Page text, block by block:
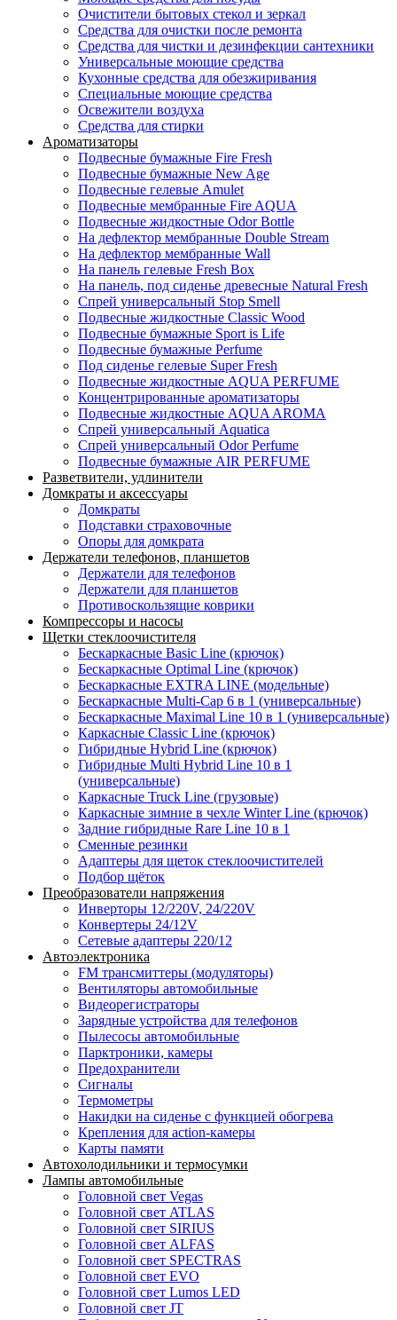
Очистители бытовых стекол и зеркал
Средства для очистки после ремонта
Средства для чистки и дезинфекции сантехники
Универсальные моющие средства
Кухонные средства для обезжиривания
Специальные моющие средства
Освежители воздуха
Средства для стирки
Ароматизаторы
Подвесные бумажные Fire Fresh
Подвесные бумажные New Age
Подвесные гелевые Amulet
Подвесные мембранные Fire AQUA
Подвесные жидкостные Odor Bottle
На дефлектор мембранные Double Stream
На дефлектор мембранные Wall
На панель гелевые Fresh Box
На панель, под сиденье древесные Natural Fresh
Спрей универсальный Stop Smell
Подвесные жидкостные Classic Wood
Подвесные бумажные Sport is Life
Подвесные бумажные Perfume
Под сиденье гелевые Super Fresh
Подвесные жидкостные AQUA PERFUME
Концентрированные ароматизаторы
Подвесные жидкостные AQUA AROMA
Спрей универсальный Aquatica
Спрей универсальный Odor Perfume
Подвесные бумажные AIR PERFUME
Разветвители, удлинители
Домкраты и аксессуары
Домкраты
Подставки страховочные
Опоры для домкрата
Держатели телефонов, планшетов
Держатели для телефонов
Держатели для планшетов
Противоскользящие коврики
Компрессоры и насосы
Щетки стеклоочистителя
Бескаркасные Basic Line (крючок)
Бескаркасные Optimal Line (крючок)
Бескаркасные EXTRA LINE (модельные)
Бескаркасные Multi-Cap 6 в 1 (универсальные)
Бескаркасные Maximal Line 10 в 1 (универсальные)
Каркасные Classic Line (крючок)
Гибридные Hybrid Line (крючок)
Гибридные Multi Hybrid Line 10 в 1
(универсальные)
Каркасные Truck Line (грузовые)
Каркасные зимние в чехле Winter Line (крючок)
Задние гибридные Rare Line 10 в 1
Сменные резинки
Адаптеры для щеток стеклоочистителей
Подбор щёток
Преобразователи напряжения
Инверторы 12/220V, 24/220V
Конвертеры 24/12V
Сетевые адаптеры 220/12
Автоэлектроника
FM трансмиттеры (модуляторы)
Вентиляторы автомобильные
Видеорегистраторы
Зарядные устройства для телефонов
Пылесосы автомобильные
Парктроники, камеры
Предохранители
Сигналы
Термометры
Накидки на сиденье с функцией обогрева
Крепления для action-камеры
Карты памяти
Автохолодильники и термосумки
Лампы автомобильные
Головной свет Vegas
Головной свет ATLAS
Головной свет SIRIUS
Головной свет ALFAS
Головной свет SPECTRAS
Головной свет EVO
Головной свет Lumos LED
Головной свет JT